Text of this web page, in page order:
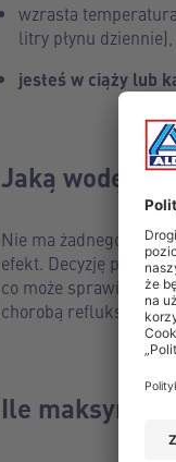
wzrasta
litry płynu dziennie),
jesteś w ciąży lub
Jaką wodę
Nie ma żadnego
efekt. Decyzję
co może sprawić, że
chorobą refluksową
Ile